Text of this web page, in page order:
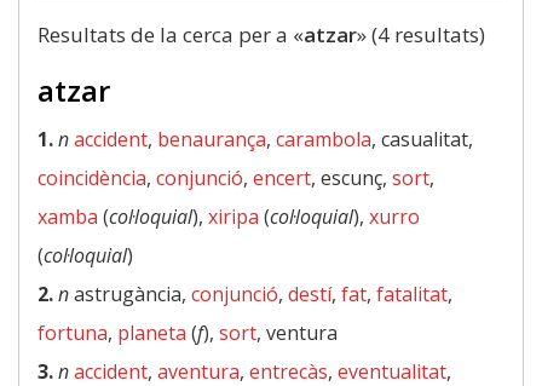
Resultats de la cerca per a «atzar» (4 resultats)
atzar
1.naccident, benaurança, carambola, casualitat,
coincidència, conjunció, encert, escunç, sort,
xamba (col·loquial), xiripa (col·loquial), xurro
(col·loquial)
2.nastrugància, conjunció, destí, fat, fatalitat,
fortuna, planeta (f), sort, ventura
3.naccident, aventura, entrecàs, eventualitat,